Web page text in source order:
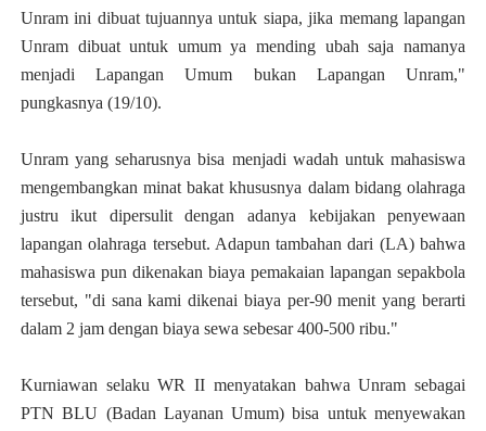
Unram ini dibuat tujuannya untuk siapa, jika memang lapangan
Unram dibuat untuk umum ya mending ubah saja namanya
menjadi Lapangan Umum bukan Lapangan Unram,"
pungkasnya (19/10).
Unram yang seharusnya bisa menjadi wadah untuk mahasiswa
mengembangkan minat bakat khususnya dalam bidang olahraga
justru ikut dipersulit dengan adanya kebijakan penyewaan
lapangan olahraga tersebut. Adapun tambahan dari (LA) bahwa
mahasiswa pun dikenakan biaya pemakaian lapangan sepakbola
tersebut, "di sana kami dikenai biaya per-90 menit yang berarti
dalam 2 jam dengan biaya sewa sebesar 400-500 ribu."
Kurniawan selaku WR II menyatakan bahwa Unram sebagai
PTN BLU (Badan Layanan Umum) bisa untuk menyewakan